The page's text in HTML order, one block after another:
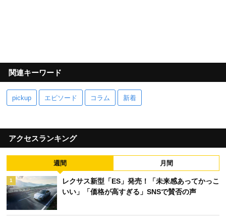
関連キーワード
pickup エピソード コラム 新着
アクセスランキング
週間 月間
1
レクサス新型「ES」発売！「未来感あってかっこ
いい」「価格が高すぎる」SNSで賛否の声